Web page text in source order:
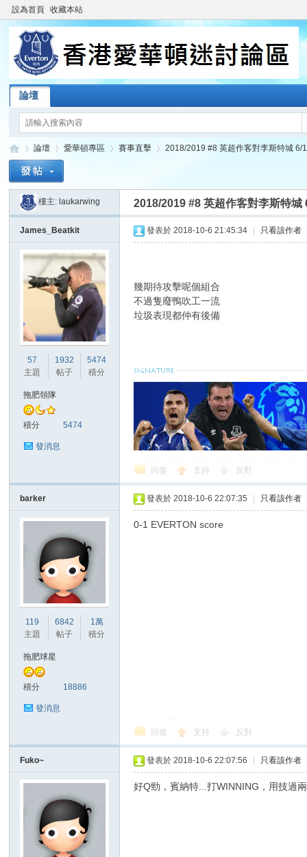
設為首頁 收藏本站
論壇
愛
»
論壇
›
愛華頓專區 賽事直擊
›
2018/2019 #8 英超作客對李斯特城 6/
樓主: laukarwing 2018/2019 #8 英超作客對李斯特城
James_Beatkit
57
主題
1932
帖子
5474
積分
拖肥領隊
積分 5474
發消息
發表於 2018-10-6 21:45:34 只看該作者
幾期待攻擊呢個組合
不過隻廢鴨吹工一流
垃圾表現都仲有後備
回復 支持 反對
barker
119
主題
6842
帖子
1萬
積分
拖肥球星
積分 18886
發消息
發表於 2018-10-6 22:07:35 只看該作者
0-1 EVERTON score
回復 支持 反對
Fuko~ 發表於 2018-10-6 22:07:56 只看該作者
好Q勁，賓納特...打WINNING，用技過